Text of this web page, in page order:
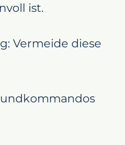
ist.
Vermeide diese